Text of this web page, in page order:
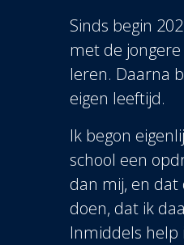
Sinds begin
met de
leren. Daarna
eigen leeftijd.
Ik begon
school een
dan mij, en dat
doen, dat ik
Inmiddels help